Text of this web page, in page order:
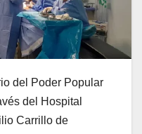
del Poder Popular
del Hospital
Carrillo de